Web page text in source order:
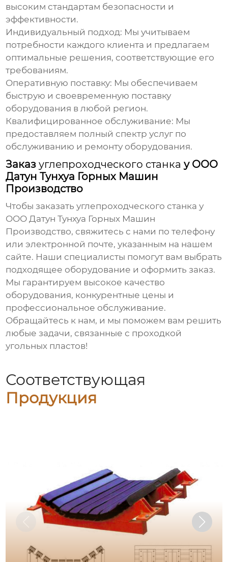
высоким стандартам безопасности и
эффективности.
Индивидуальный подход: Мы учитываем
потребности каждого клиента и предлагаем
оптимальные решения, соответствующие его
требованиям.
Оперативную поставку: Мы обеспечиваем
быструю и своевременную поставку
оборудования в любой регион.
Квалифицированное обслуживание: Мы
предоставляем полный спектр услуг по
обслуживанию и ремонту оборудования.
Заказуглепроходческого станка у ООО
Датун Тунхуа Горных Машин
Производство
Чтобы заказатьуглепроходческого станка у
ООО Датун Тунхуа Горных Машин
Производство, свяжитесь с нами по телефону
или электронной почте, указанным на нашем
сайте. Наши специалисты помогут вам выбрать
подходящее оборудование и оформить заказ.
Мы гарантируем высокое качество
оборудования, конкурентные цены и
профессиональное обслуживание.
Обращайтесь к нам, и мы поможем вам решить
любые задачи, связанные с проходкой
угольных пластов!
Соответствующая
Продукция